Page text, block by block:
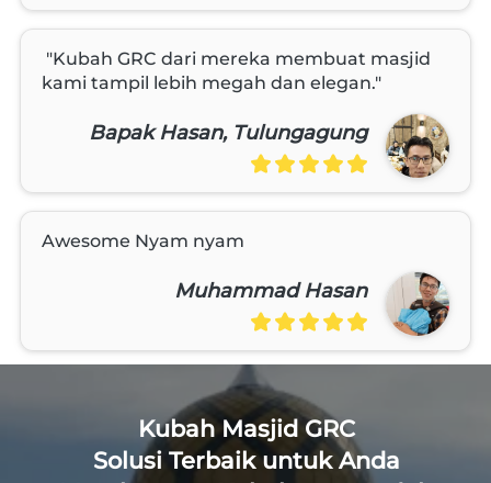
Surabaya
kami tampil lebih megah dan elegan."
Bapak Hasan, Tulungagung
Muhammad Hasan